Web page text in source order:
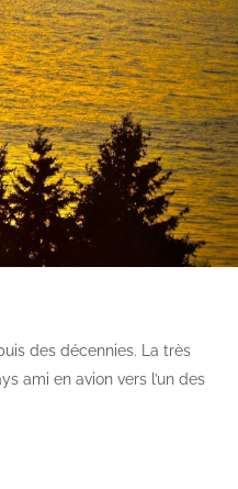
des décennies. La très
ami en avion vers l’un des